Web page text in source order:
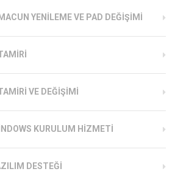
YENILEME VE PAD DEĞIŞIMI
VE DEĞIŞIMI
KURULUM HIZMETI
DESTEĞI